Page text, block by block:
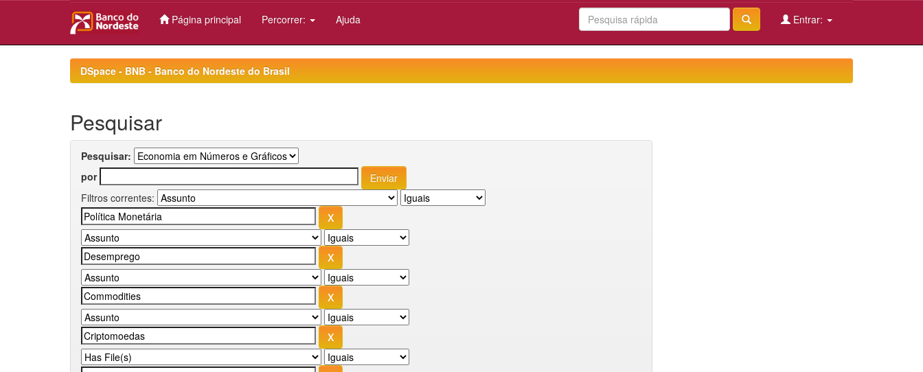
Página principal Percorrer: Ajuda Entrar:
DSpace - BNB - Banco do Nordeste do Brasil
Pesquisar
Pesquisar:
por
Filtros correntes: